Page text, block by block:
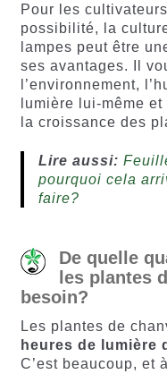
Pour les
possibilité, la
lampes peut être
ses avantages. Il
l’environnement,
lumière lui-même
la croissance des
Lire aussi:
pourquoi cela
faire?
De quelle
les plantes
besoin?
Les plantes de
heures de lumière
C’est beaucoup, et